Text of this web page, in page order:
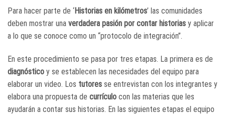
Para hacer parte de ‘Historias en kilómetros’ las comunidades
deben mostrar una verdadera pasión por contar historias y aplicar
a lo que se conoce como un “protocolo de integración”.
En este procedimiento se pasa por tres etapas. La primera es de
diagnóstico y se establecen las necesidades del equipo para
elaborar un video. Los tutores se entrevistan con los integrantes y
elabora una propuesta de currículo con las materias que les
ayudarán a contar sus historias. En las siguientes etapas el equipo